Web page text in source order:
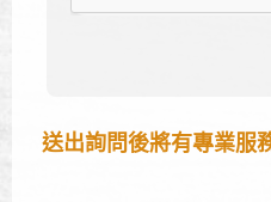
送出詢問後將有專業服